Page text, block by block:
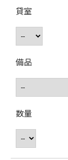
貸室
備品
数量